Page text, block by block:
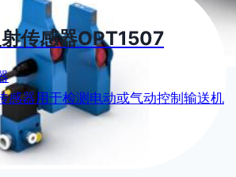
传感器OPT1507
感器用于检测电动或气动控制输送机